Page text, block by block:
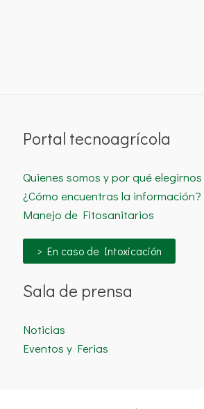
Portal tecnoagrícola
Quienes somos y por qué elegirnos
¿Cómo encuentras la información?
Manejo de Fitosanitarios
> En caso de Intoxicación
Sala de prensa
Noticias
Eventos y Ferias